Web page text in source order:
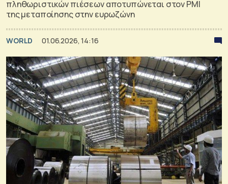
πληθωριστικών πιέσεων αποτυπώνεται στον PMI
της μεταποίησης στην ευρωζώνη
WORLD 01.06.2026, 14:16